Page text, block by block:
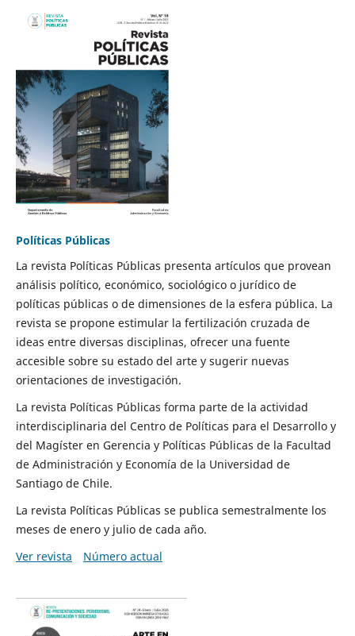
Políticas Públicas
La revista Políticas Públicas presenta artículos que provean
análisis político, económico, sociológico o jurídico de
políticas públicas o de dimensiones de la esfera pública. La
revista se propone estimular la fertilización cruzada de
ideas entre diversas disciplinas, ofrecer una fuente
accesible sobre su estado del arte y sugerir nuevas
orientaciones de investigación.
La revista Políticas Públicas forma parte de la actividad
interdisciplinaria del Centro de Políticas para el Desarrollo y
del Magíster en Gerencia y Políticas Públicas de la Facultad
de Administración y Economía de la Universidad de
Santiago de Chile.
La revista Políticas Públicas se publica semestralmente los
meses de enero y julio de cada año.
Ver revista
Número actual